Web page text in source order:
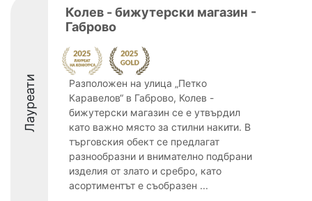
Лауреати
Колев - бижутерски магазин -
Габрово
Разположен на улица „Петко
Каравелов“ в Габрово, Колев -
бижутерски магазин се е утвърдил
като важно място за стилни накити. В
търговския обект се предлагат
разнообразни и внимателно подбрани
изделия от злато и сребро, като
асортиментът е съобразен ...